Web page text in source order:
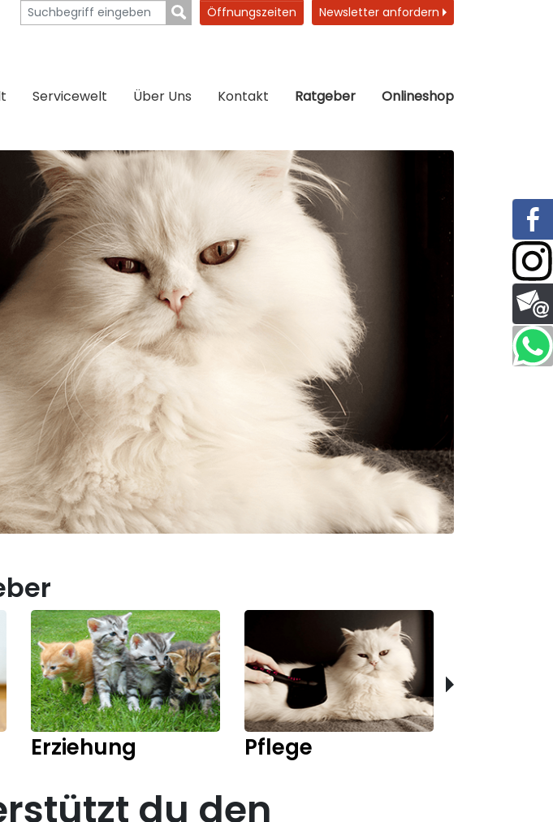
Öffnungszeiten Newsletter anfordern
Servicewelt Über Uns Kontakt Ratgeber Onlineshop
Erziehung Pflege
du den